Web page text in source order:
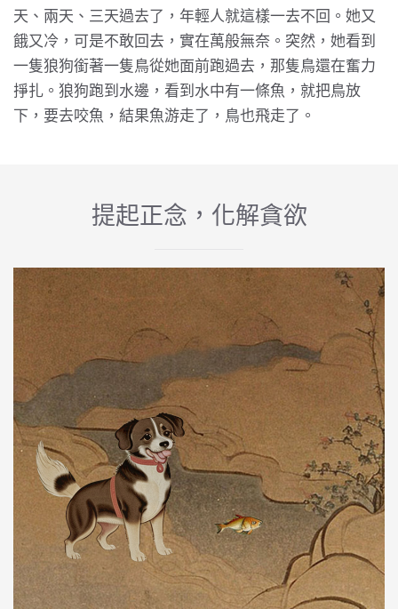
天、兩天、三天過去了，年輕人就這樣一去不回。她又
餓又冷，可是不敢回去，實在萬般無奈。突然，她看到
一隻狼狗銜著一隻鳥從她面前跑過去，那隻鳥還在奮力
掙扎。狼狗跑到水邊，看到水中有一條魚，就把鳥放
下，要去咬魚，結果魚游走了，鳥也飛走了。
提起正念，化解貪欲